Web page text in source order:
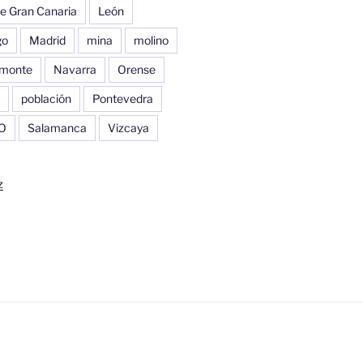
Gran Canaria León
Madrid mina molino
monte Navarra Orense
población Pontevedra
Salamanca Vizcaya